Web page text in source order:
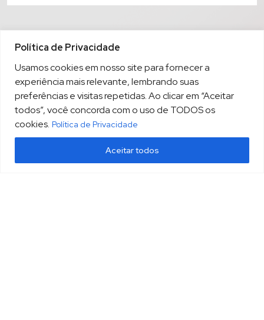
Política de Privacidade
Usamos cookies em nosso site para fornecer a
experiência mais relevante, lembrando suas
preferências e visitas repetidas. Ao clicar em “Aceitar
todos”, você concorda com o uso de TODOS os
cookies. Política de Privacidade
Aceitar todos